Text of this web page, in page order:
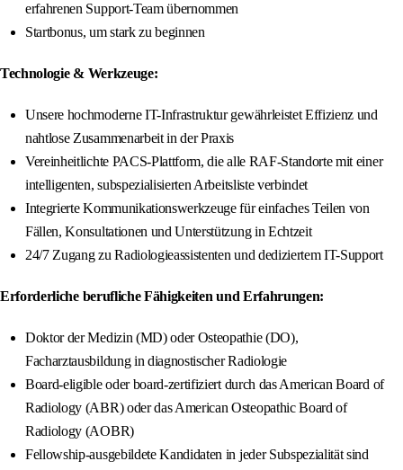
erfahrenen Support-Team übernommen
Startbonus, um stark zu beginnen
Technologie & Werkzeuge:
Unsere hochmoderne IT-Infrastruktur gewährleistet Effizienz und
nahtlose Zusammenarbeit in der Praxis
Vereinheitlichte PACS-Plattform, die alle RAF-Standorte mit einer
intelligenten, subspezialisierten Arbeitsliste verbindet
Integrierte Kommunikationswerkzeuge für einfaches Teilen von
Fällen, Konsultationen und Unterstützung in Echtzeit
24/7 Zugang zu Radiologieassistenten und dediziertem IT-Support
Erforderliche berufliche Fähigkeiten und Erfahrungen:
Doktor der Medizin (MD) oder Osteopathie (DO),
Facharztausbildung in diagnostischer Radiologie
Board-eligible oder board-zertifiziert durch das American Board of
Radiology (ABR) oder das American Osteopathic Board of
Radiology (AOBR)
Fellowship-ausgebildete Kandidaten in jeder Subspezialität sind